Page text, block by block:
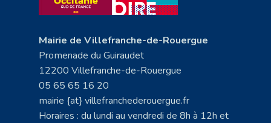
Mairie de Villefranche-de-Rouergue
Promenade du Guiraudet
12200 Villefranche-de-Rouergue
05 65 65 16 20
mairie {at} villefranchederouergue.fr
Horaires : du lundi au vendredi de 8h à 12h et